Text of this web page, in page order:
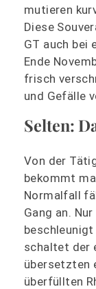
mutieren
Diese
GT auch bei
Ende
frisch
und Gefälle
Selten:
Von der
bekommt
Normalfall
Gang an.
schaltet der
übersetzten
überfüllten